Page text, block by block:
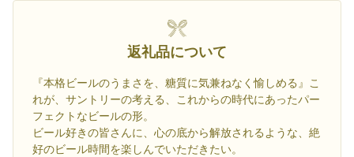
返礼品について
『本格ビールのうまさを、糖質に気兼ねなく愉しめる』こ
れが、サントリーの考える、これからの時代にあったパー
フェクトなビールの形。
ビール好きの皆さんに、心の底から解放されるような、絶
好のビール時間を楽しんでいただきたい。